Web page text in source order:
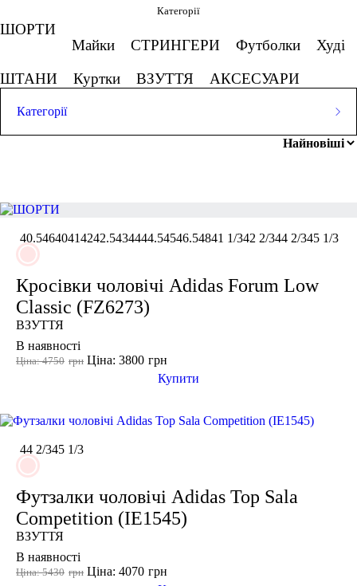
Сірий, Бежевий Червоно-білий
Скасовувати все
Ціна
Колір
Розмір взуття
Категорії
ШОРТИ
Майки
СТРИНГЕРИ Футболки
Худі
ШТАНИ
Куртки ВЗУТТЯ АКСЕСУАРИ
Категорії
-20%
40.54640414242.5434444.54546.54841 1/342 2/344 2/345 1/3
Кросівки чоловічі Adidas Forum Low
Classic (FZ6273)
ВЗУТТЯ
В наявності
грн
Ціна: 4750 грн
Ціна: 3800
Купити
-25%
44 2/345 1/3
Футзалки чоловічі Adidas Top Sala
Competition (IE1545)
ВЗУТТЯ
В наявності
грн
Ціна: 5430 грн
Ціна: 4070